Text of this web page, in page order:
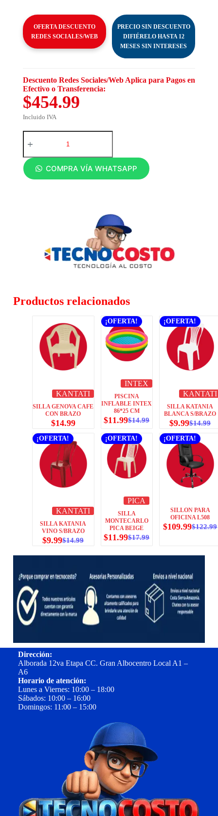
OFERTA DESCUENTO
REDES SOCIALES/WEB
PRECIO SIN DESCUENTO
DIFIÉRELO HASTA 12
MESES SIN INTERESES
Descuento Redes Sociales/Web Aplica para Pagos en
Efectivo o Transferencia:
$454.99
Incluido IVA
COMPRA VÍA WHATSAPP
Productos relacionados
KANTATI
SILLA GENOVA CAFE
CON BRAZO
$14.99
¡OFERTA!
INTEX
PISCINA
INFLABLE INTEX
86*25 CM
$14.99
$11.99
¡OFERTA!
KANTATI
SILLA KATANIA
BLANCA S/BRAZO
$14.99
$9.99
¡OFERTA!
KANTATI
SILLA KATANIA
VINO S/BRAZO
$14.99
$9.99
¡OFERTA!
PICA
SILLA
MONTECARLO
PICA BEIGE
$17.99
$11.99
¡OFERTA!
SILLON PARA
OFICINA L508
$122.99
$109.99
Dirección:
Alborada 12va Etapa CC. Gran Albocentro Local A1 –
A6
Horario de atención:
Lunes a Viernes: 10:00 – 18:00
Sábados: 10:00 – 16:00
Domingos: 11:00 – 15:00